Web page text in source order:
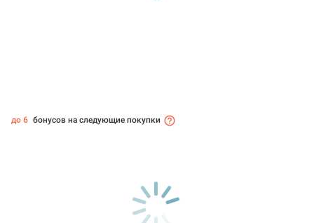
до 6 бонусов на следующие покупки